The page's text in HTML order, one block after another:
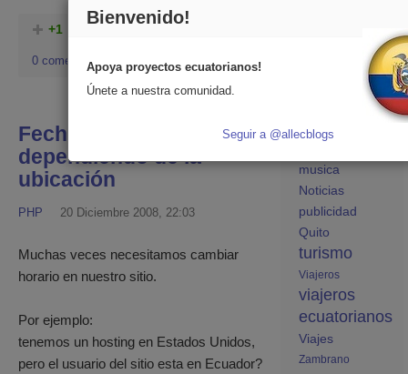
+1
0 comentarios
Fecha y hora
dependiendo de la
ubicación
PHP 20 Diciembre 2008, 22:03
Muchas veces necesitamos cambiar
horario en nuestro sitio.
Por ejemplo:
tenemos un hosting en Estados Unidos,
pero el usuario del sitio esta en Ecuador?
ecuatorianos
ecuatorianas
musica
Noticias
publicidad
Quito
turismo
Viajeros
viajeros
ecuatorianos
Viajes
Zambrano
Bienvenido!
Apoya proyectos ecuatorianos!
Únete a nuestra comunidad.
Seguir a @allecblogs